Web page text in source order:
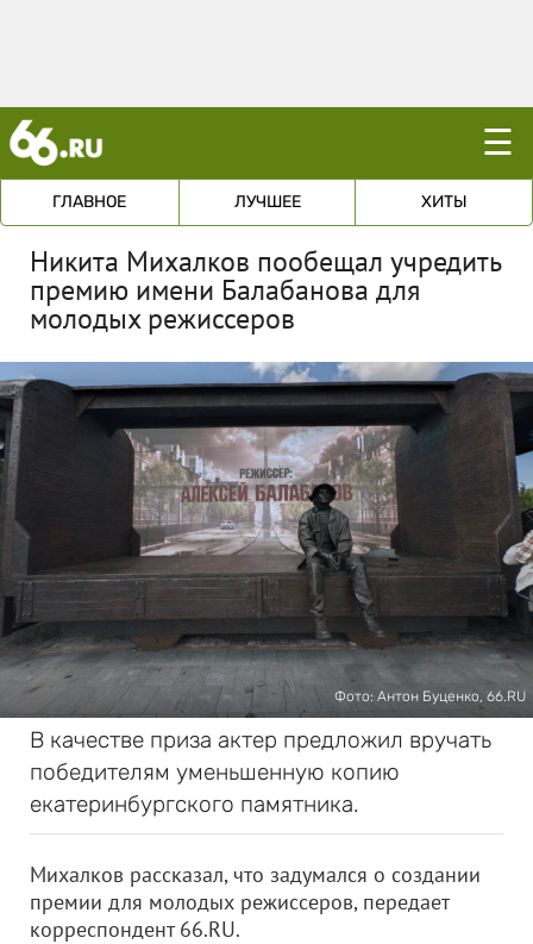
☰
ГЛАВНОЕ ЛУЧШЕЕ ХИТЫ
Никита Михалков пообещал учредить
премию имени Балабанова для
молодых режиссеров
Фото: Антон Буценко, 66.RU
В качестве приза актер предложил вручать
победителям уменьшенную копию
екатеринбургского памятника.
Михалков рассказал, что задумался о создании
премии для молодых режиссеров, передает
корреспондент 66.RU.